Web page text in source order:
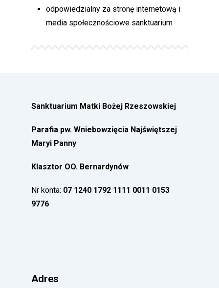
odpowiedzialny za stronę internetową i
media społecznościowe sanktuarium
Sanktuarium Matki Bożej Rzeszowskiej
Parafia pw. Wniebowzięcia Najświętszej
Maryi Panny
Klasztor OO. Bernardynów
Nr konta: 07 1240 1792 1111 0011 0153
9776
Adres